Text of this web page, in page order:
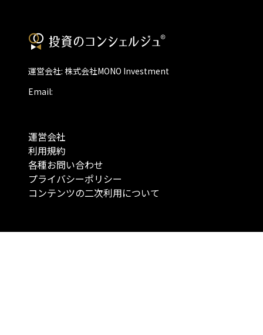
運営会社: 株式会社MONO Investment
Email:
運営会社
利用規約
各種お問い合わせ
プライバシーポリシー
コンテンツの二次利用について
当メディアで提供するコンテンツは、情報の提供を目的としており、投資